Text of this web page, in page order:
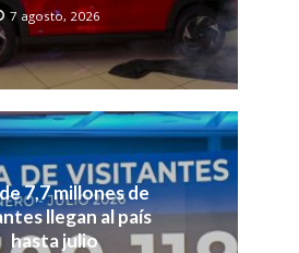
7 agosto, 2026
7,7 millones de
llegan al país
hasta julio